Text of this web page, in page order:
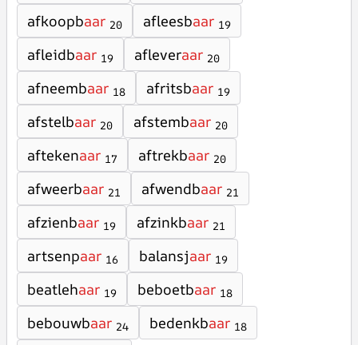
afkoopbaar 20 afleesbaar 19
afleidbaar 19 afleveraar 20
afneembaar 18 afritsbaar 19
afstelbaar 20 afstembaar 20
aftekenaar 17 aftrekbaar 20
afweerbaar 21 afwendbaar 21
afzienbaar 19 afzinkbaar 21
artsenpaar 16 balansjaar 19
beatlehaar 19 beboetbaar 18
bebouwbaar 24 bedenkbaar 18